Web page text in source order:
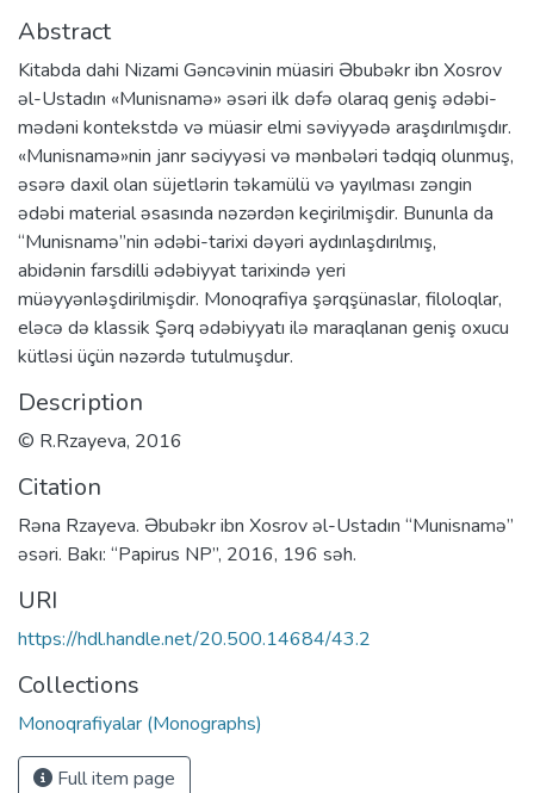
Abstract
Kitabda dahi Nizami Gəncəvinin müasiri Əbubəkr ibn Xosrov
əl-Ustadın «Munisnamə» əsəri ilk dəfə olaraq geniş ədəbi-
mədəni kontekstdə və müasir elmi səviyyədə araşdırılmışdır.
«Munisnamə»nin janr səciyyəsi və mənbələri tədqiq olunmuş,
əsərə daxil olan süjetlərin təkamülü və yayılması zəngin
ədəbi material əsasında nəzərdən keçirilmişdir. Bununla da
“Munisnamə”nin ədəbi-tarixi dəyəri aydınlaşdırılmış,
abidənin farsdilli ədəbiyyat tarixində yeri
müəyyənləşdirilmişdir. Monoqrafiya şərqşünaslar, filoloqlar,
eləcə də klassik Şərq ədəbiyyatı ilə maraqlanan geniş oxucu
kütləsi üçün nəzərdə tutulmuşdur.
Description
© R.Rzayeva, 2016
Citation
Rəna Rzayeva. Əbubəkr ibn Xosrov əl-Ustadın “Munisnamə”
əsəri. Bakı: “Papirus NP”, 2016, 196 səh.
URI
https://hdl.handle.net/20.500.14684/43.2
Collections
Monoqrafiyalar (Monographs)
Full item page